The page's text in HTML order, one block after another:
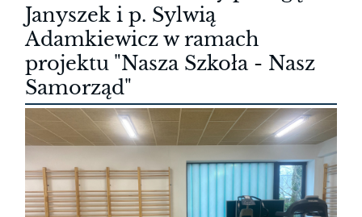
Janyszek i p. Sylwią
Adamkiewicz w ramach
projektu "Nasza Szkoła - Nasz
Samorząd"